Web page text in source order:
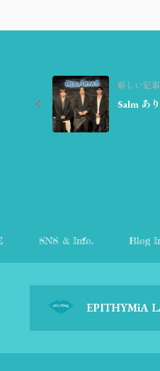
新しい記事
Salm あ
SNS & Info. Blog
EPITHYMiA